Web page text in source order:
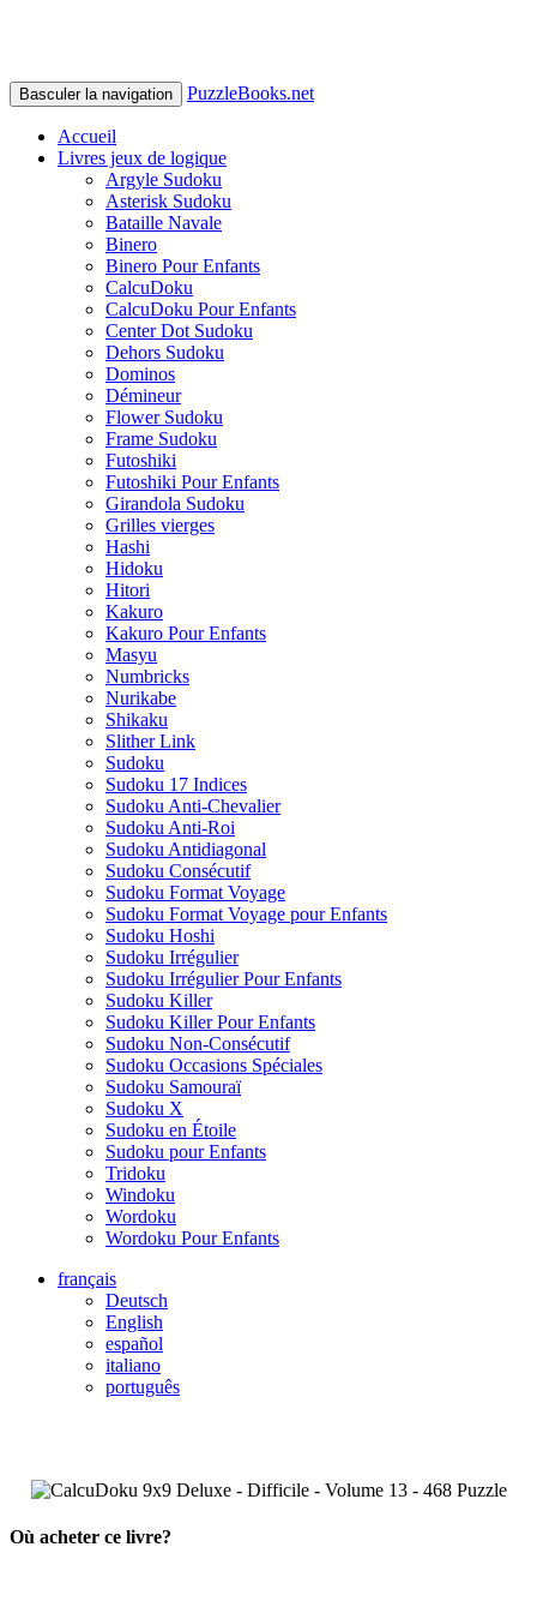
Basculer la navigation PuzzleBooks.net
Accueil
Livres jeux de logique
Argyle Sudoku
Asterisk Sudoku
Bataille Navale
Binero
Binero Pour Enfants
CalcuDoku
CalcuDoku Pour Enfants
Center Dot Sudoku
Dehors Sudoku
Dominos
Démineur
Flower Sudoku
Frame Sudoku
Futoshiki
Futoshiki Pour Enfants
Girandola Sudoku
Grilles vierges
Hashi
Hidoku
Hitori
Kakuro
Kakuro Pour Enfants
Masyu
Numbricks
Nurikabe
Shikaku
Slither Link
Sudoku
Sudoku 17 Indices
Sudoku Anti-Chevalier
Sudoku Anti-Roi
Sudoku Antidiagonal
Sudoku Consécutif
Sudoku Format Voyage
Sudoku Format Voyage pour Enfants
Sudoku Hoshi
Sudoku Irrégulier
Sudoku Irrégulier Pour Enfants
Sudoku Killer
Sudoku Killer Pour Enfants
Sudoku Non-Consécutif
Sudoku Occasions Spéciales
Sudoku Samouraï
Sudoku X
Sudoku en Étoile
Sudoku pour Enfants
Tridoku
Windoku
Wordoku
Wordoku Pour Enfants
français
Deutsch
English
español
italiano
português
Où acheter ce livre?